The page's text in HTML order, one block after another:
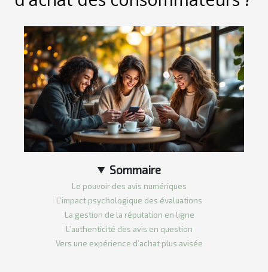
Sommaire
Le pouvoir des avis numériques
L’impact psychologique des évaluations
La gestion de la réputation en ligne
L’authenticité des avis en question
Vers une expérience d’achat plus avisée